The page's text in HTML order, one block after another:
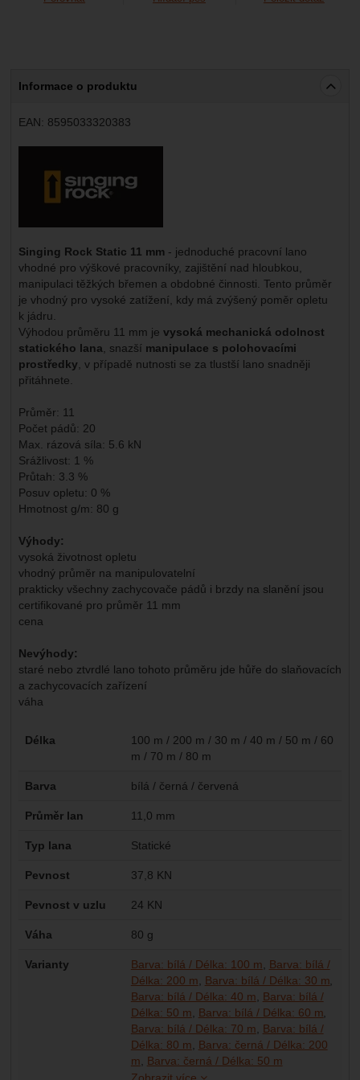
Informace o produktu
EAN: 8595033320383
Singing Rock Static 11 mm - jednoduché pracovní lano
vhodné pro výškové pracovníky, zajištění nad hloubkou,
manipulaci těžkých břemen a obdobné činnosti. Tento průměr
je vhodný pro vysoké zatížení, kdy má zvýšený poměr opletu
k jádru.
Výhodou průměru 11 mm je vysoká mechanická odolnost
statického lana , snazší manipulace s polohovacími
prostředky , v případě nutnosti se za tlustší lano snadněji
přitáhnete.
Průměr: 11
Počet pádů: 20
Max. rázová síla: 5.6 kN
Srážlivost: 1 %
Průtah: 3.3 %
Posuv opletu: 0 %
Hmotnost g/m: 80 g
Výhody:
vysoká životnost opletu
vhodný průměr na manipulovatelní
prakticky všechny zachycovače pádů i brzdy na slanění jsou
certifikované pro průměr 11 mm
cena
Nevýhody:
staré nebo ztvrdlé lano tohoto průměru jde hůře do slaňovacích
a zachycovacích zařízení
váha
Parametry
Délka
100 m / 200 m / 30 m / 40 m / 50 m / 60
m / 70 m / 80 m
Barva bílá / černá / červená
Průměr lan 11,0 mm
Typ lana Statické
Pevnost 37,8 KN
Pevnost v uzlu 24 KN
Váha 80 g
Varianty Barva: bílá / Délka: 100 m
Barva: bílá /
Délka: 200 m
Barva: bílá / Délka: 30 m
Barva: bílá / Délka: 40 m
Barva: bílá /
Délka: 50 m
Barva: bílá / Délka: 60 m
Barva: bílá / Délka: 70 m
Barva: bílá /
Délka: 80 m
Barva: černá / Délka: 200
m
Barva: černá / Délka: 50 mBarva: černá /
Barva: černá /
Barva: černá /
Barva:
Barva:
Barva:
Barva:
Barva:
Délka: 100 m /
Délka: 100 m /
Délka: 30 m /
Délka: 30 m /
Délka: 40 m /
Délka: 40 m /